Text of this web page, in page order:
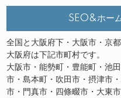
SEO&ホー
全国と大阪府下・大阪市・京
大阪府は下記市町村です。
大阪市・能勢町・豊能町・池
市・島本町・吹田市・摂津市
市・門真市・四條畷市・大東